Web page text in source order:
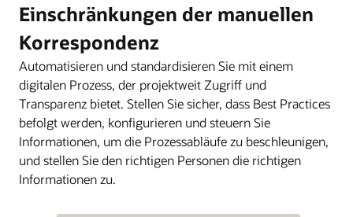
Einschränkungen der manuellen
Korrespondenz
Automatisieren und standardisieren Sie mit einem
digitalen Prozess, der projektweit Zugriff und
Transparenz bietet. Stellen Sie sicher, dass Best Practices
befolgt werden, konfigurieren und steuern Sie
Informationen, um die Prozessabläufe zu beschleunigen,
und stellen Sie den richtigen Personen die richtigen
Informationen zu.